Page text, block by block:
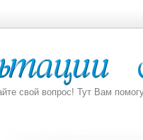
свой вопрос! Тут Вам